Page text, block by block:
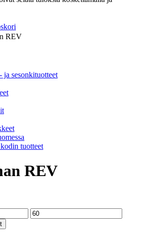
REV
ja sesonkituotteet
tuotteet
REV